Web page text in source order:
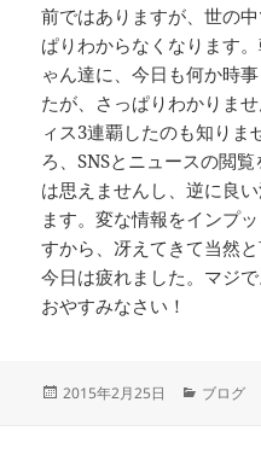
前ではありますが、世の
ぱりわからなくなります
ゃん達に、今日も何か時
たが、さっぱりわかりま
ィス3連覇したのも知りま
ろ、SNSとニュースの閲
は思えませんし、逆に良
ます。変な情報をインプ
すから、冴えてきて当然と
今日は疲れました。マジ
おやすみなさい！
投
2015年2月25日
カ
ブログ